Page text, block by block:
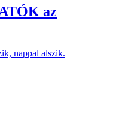
az
nappal alszik.